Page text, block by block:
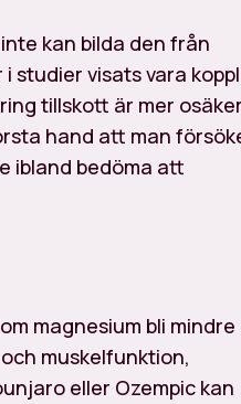
kan bilda den från
studier visats vara
tillskott är mer
hand att man
ibland bedöma att
magnesium bli mindre
muskelfunktion,
eller Ozempic kan